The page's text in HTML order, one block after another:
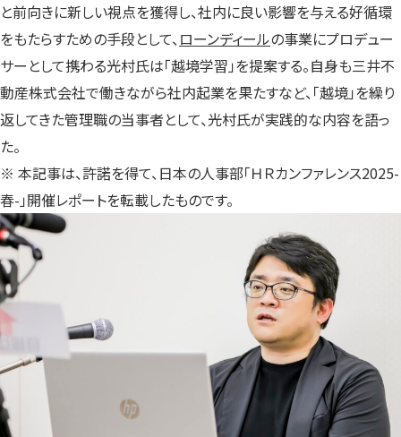
と前向きに新しい視点を獲得し、社内に良い影響を与える好循環
をもたらすための手段として、ローンディールの事業にプロデュー
サーとして携わる光村氏は「越境学習」を提案する。自身も三井不
動産株式会社で働きながら社内起業を果たすなど、「越境」を繰り
返してきた管理職の当事者として、光村氏が実践的な内容を語っ
た。
※ 本記事は、許諾を得て、日本の人事部「ＨＲカンファレンス2025-
春-」開催レポートを転載したものです。